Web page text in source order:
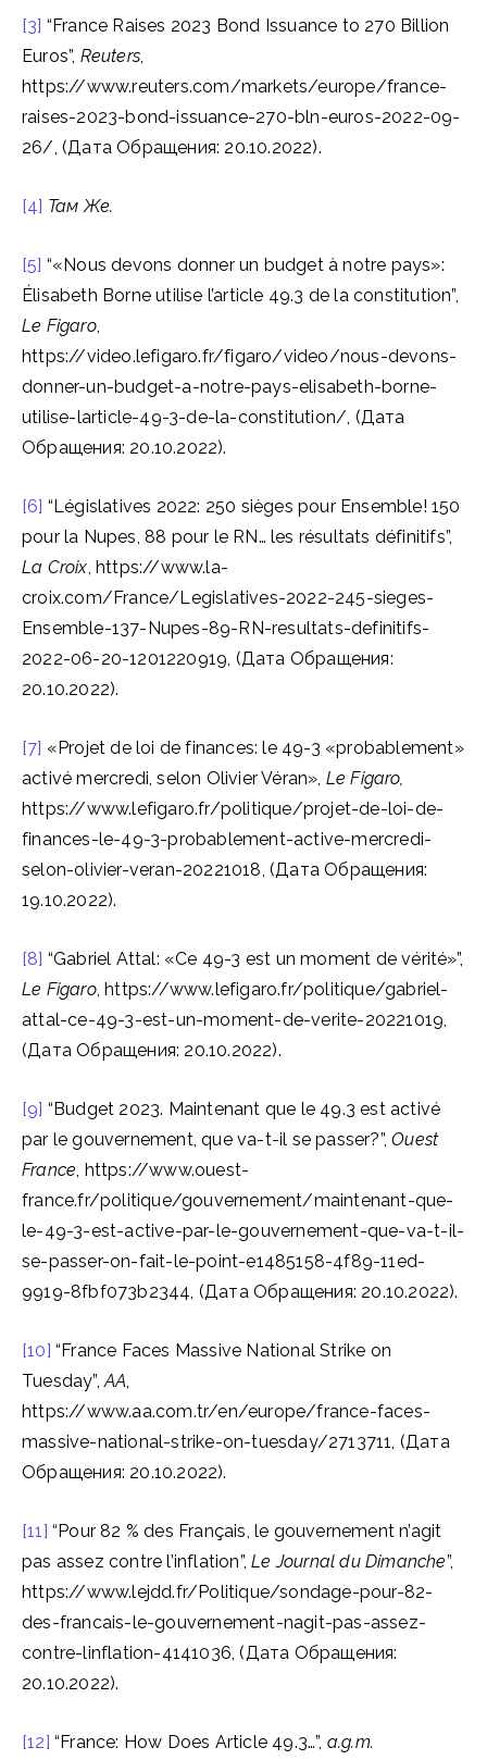
[3] “France Raises 2023 Bond Issuance to 270 Billion
Euros”, Reuters,
https://www.reuters.com/markets/europe/france-
raises-2023-bond-issuance-270-bln-euros-2022-09-
26/, (Дата Обращения: 20.10.2022).
[4] Там Же.
[5] “«Nous devons donner un budget à notre pays»:
Élisabeth Borne utilise l’article 49.3 de la constitution”,
Le Figaro,
https://video.lefigaro.fr/figaro/video/nous-devons-
donner-un-budget-a-notre-pays-elisabeth-borne-
utilise-larticle-49-3-de-la-constitution/, (Дата
Обращения: 20.10.2022).
[6] “Législatives 2022: 250 sièges pour Ensemble! 150
pour la Nupes, 88 pour le RN… les résultats définitifs”,
La Croix, https://www.la-
croix.com/France/Legislatives-2022-245-sieges-
Ensemble-137-Nupes-89-RN-resultats-definitifs-
2022-06-20-1201220919, (Дата Обращения:
20.10.2022).
[7] «Projet de loi de finances: le 49-3 «probablement»
activé mercredi, selon Olivier Véran», Le Figaro,
https://www.lefigaro.fr/politique/projet-de-loi-de-
finances-le-49-3-probablement-active-mercredi-
selon-olivier-veran-20221018, (Дата Обращения:
19.10.2022).
[8] “Gabriel Attal: «Ce 49-3 est un moment de vérité»”,
Le Figaro, https://www.lefigaro.fr/politique/gabriel-
attal-ce-49-3-est-un-moment-de-verite-20221019,
(Дата Обращения: 20.10.2022).
[9] “Budget 2023. Maintenant que le 49.3 est activé
par le gouvernement, que va-t-il se passer?”,Ouest
France, https://www.ouest-
france.fr/politique/gouvernement/maintenant-que-
le-49-3-est-active-par-le-gouvernement-que-va-t-il-
se-passer-on-fait-le-point-e1485158-4f89-11ed-
9919-8fbf073b2344, (Дата Обращения: 20.10.2022).
[10] “France Faces Massive National Strike on
Tuesday”,AA,
https://www.aa.com.tr/en/europe/france-faces-
massive-national-strike-on-tuesday/2713711, (Дата
Обращения: 20.10.2022).
[11] “Pour 82 % des Français, le gouvernement n’agit
pas assez contre l’inflation”,Le Journal du Dimanche”,
https://www.lejdd.fr/Politique/sondage-pour-82-
des-francais-le-gouvernement-nagit-pas-assez-
contre-linflation-4141036, (Дата Обращения:
20.10.2022).
[12] “France: How Does Article 49.3…”, a.g.m.